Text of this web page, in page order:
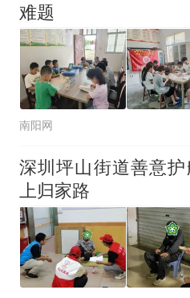
难题
南阳网
深圳坪山街道善意
上归家路